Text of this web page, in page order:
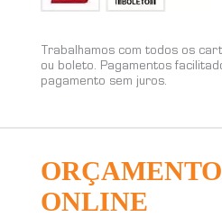
Trabalhamos com todos os
ou boleto. Pagamentos
pagamento sem juros.
ORÇAMENTO
ONLINE